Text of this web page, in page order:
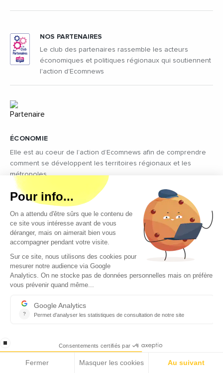
ÉCONOMIE
Elle est au coeur de l’action d’Ecomnews afin de comprendre
comment se développent les territoires régionaux et les
métropoles
AGENDA
Ecomnews sélectionne tous les évènements, manifestations,
salons, forums les plus importants à ne surtout pas manquer en
lien avec @ecomnewsagenda
ENTREPRISES
Ecomnews veut démontrer la force que représente le tissu
des entreprises sur tous les bassins d’emploi du sud en
VIDÉOS
par nos journalistes professionnels sur les acteurs régionaux
les plus dynamiques
NOS PARTENAIRES
Le club des partenaires rassemble les acteurs
économiques et politiques régionaux qui soutiennent
l'action d'Ecomnews